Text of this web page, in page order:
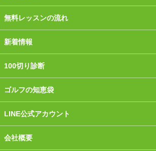
無料レッスンの流れ
新着情報
100切り診断
ゴルフの知恵袋
LINE公式アカウント
会社概要